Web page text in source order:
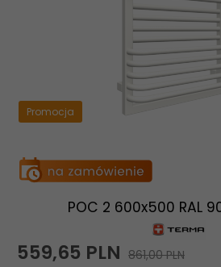
Promocja
POC 2 600x500 RAL
559,65 PLN 861,00 PLN